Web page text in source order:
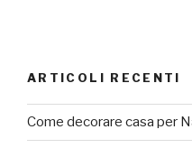
ARTICOLI RECENTI
Come decorare casa per